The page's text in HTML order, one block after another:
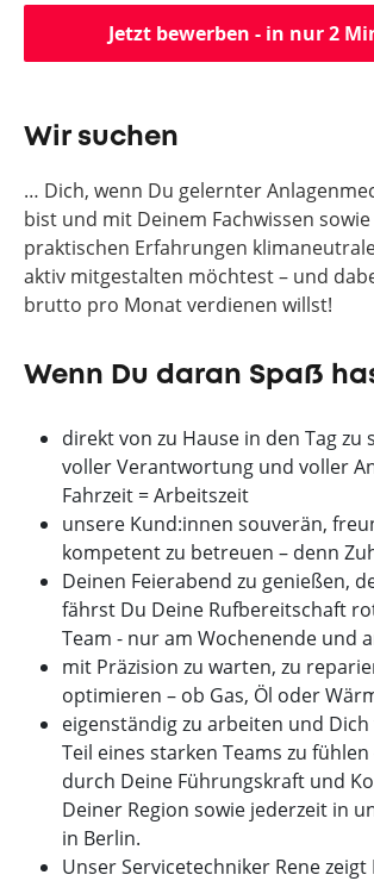
Jetzt bewerben - in nur 2
Wir suchen
… Dich, wenn Du gelernter
bist und mit Deinem Fachwissen
praktischen Erfahrungen
aktiv mitgestalten möchtest – und
brutto pro Monat verdienen willst!
Wenn Du daran Spaß
direkt von zu Hause in den Tag zu
voller Verantwortung und voller
Fahrzeit = Arbeitszeit
unsere Kund:innen souverän,
kompetent zu betreuen – denn
Deinen Feierabend zu genießen,
fährst Du Deine Rufbereitschaft
Team - nur am Wochenende und
mit Präzision zu warten, zu
optimieren – ob Gas, Öl oder
eigenständig zu arbeiten und
Teil eines starken Teams zu
durch Deine Führungskraft und
Deiner Region sowie jederzeit in
in Berlin.
Unser Servicetechniker Rene